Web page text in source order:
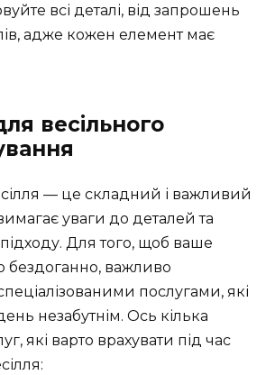
всі деталі, від запрошень
адже кожен елемент має
весільного
— це складний і важливий
уваги до деталей та
Для того, щоб ваше
бездоганно, важливо
послугами, які
незабутнім. Ось кілька
які варто врахувати під час